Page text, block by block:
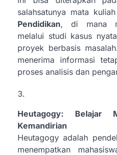
salahsatunya mata kuliah
Pendidikan, di mana
melalui studi kasus
proyek berbasis
menerima informasi
proses analisis dan
Heutagogy: Belajar
Kemandirian
Heutagogy adalah
menempatkan